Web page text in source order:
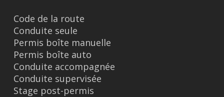
Code de la route
Conduite seule
Permis boîte manuelle
Permis boîte auto
Conduite accompagnée
Conduite supervisée
Stage post-permis